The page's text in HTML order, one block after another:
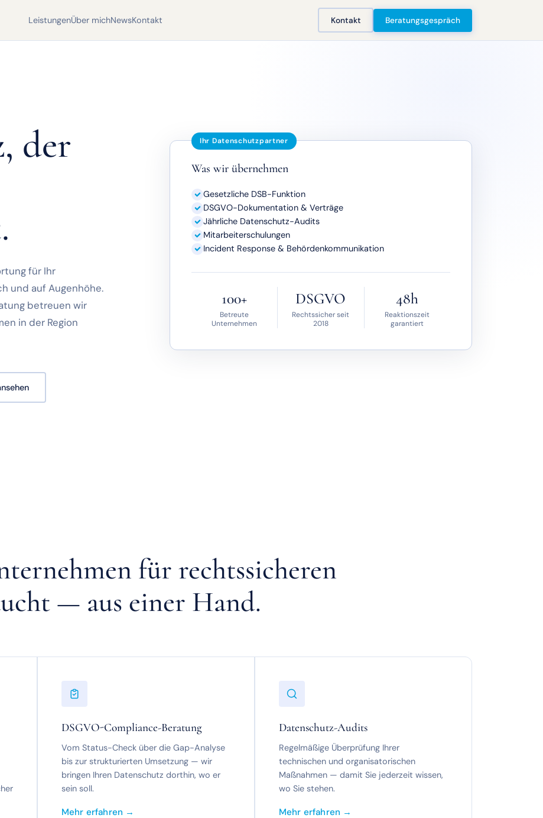
LeistungenÜber michNewsKontakt Kontakt Beratungsgespräch
der
für Ihr
und auf Augenhöhe.
betreuen wir
in der Region
Ihr Datenschutzpartner
Was wir übernehmen
Gesetzliche DSB-Funktion
DSGVO-Dokumentation & Verträge
Jährliche Datenschutz-Audits
Mitarbeiterschulungen
Incident Response & Behördenkommunikation
100+
Betreute
Unternehmen
DSGVO
Rechtssicher seit
2018
48h
Reaktionszeit
garantiert
für rechtssicheren
— aus einer Hand.
DSGVO-Compliance-Beratung
Vom Status-Check über die Gap-Analyse
bis zur strukturierten Umsetzung — wir
bringen Ihren Datenschutz dorthin, wo er
sein soll.
Mehr erfahren →
Datenschutz-Audits
Regelmäßige Überprüfung Ihrer
technischen und organisatorischen
Maßnahmen — damit Sie jederzeit wissen,
wo Sie stehen.
Mehr erfahren →